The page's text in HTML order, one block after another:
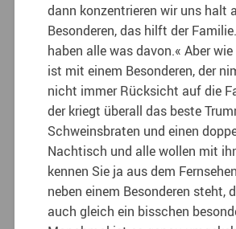
dann konzentrieren wir uns halt
Besonderen, das hilft der
haben alle was davon.« Aber
ist mit einem Besonderen, der
nicht immer Rücksicht auf die
der kriegt überall das beste
Schweinsbraten und einen
Nachtisch und alle wollen mit
kennen Sie ja aus dem
neben einem Besonderen steht,
auch gleich ein bisschen